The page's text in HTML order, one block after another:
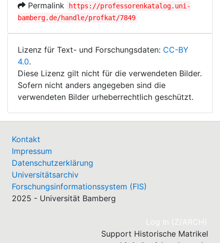
Permalink
https://professorenkatalog.uni-
bamberg.de/handle/profkat/7849
Lizenz für Text- und Forschungsdaten: CC-BY
4.0.
Diese Lizenz gilt nicht für die verwendeten Bilder.
Sofern nicht anders angegeben sind die
verwendeten Bilder urheberrechtlich geschützt.
Kontakt
Impressum
Datenschutzerklärung
Universitätsarchiv
Forschungsinformationssystem (FIS)
2025 - Universität Bamberg
Log In (Z/ARCH)
Support Historische Matrikel